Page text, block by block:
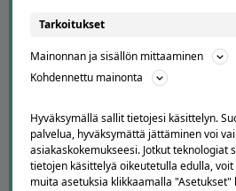
APUA JA NEUVOJA
Peruuta tilaus
Tarkoitukset
Mainonnan ja sisällön mittaaminen
Kohdennettu mainonta
Hyväksymällä sallit tietojesi käsittelyn.
palvelua, hyväksymättä jättäminen voi
asiakaskokemukseesi. Jotkut teknologiat
tietojen käsittelyä oikeutetulla edulla,
muita asetuksia klikkaamalla "Asetukset"